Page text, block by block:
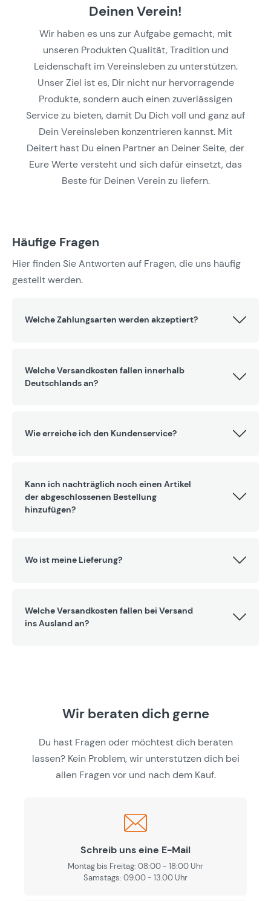
Deinen Verein!
Wir haben es uns zur Aufgabe gemacht, mit
unseren Produkten Qualität, Tradition und
Leidenschaft im Vereinsleben zu unterstützen.
Unser Ziel ist es, Dir nicht nur hervorragende
Produkte, sondern auch einen zuverlässigen
Service zu bieten, damit Du Dich voll und ganz auf
Dein Vereinsleben konzentrieren kannst. Mit
Deitert hast Du einen Partner an Deiner Seite, der
Eure Werte versteht und sich dafür einsetzt, das
Beste für Deinen Verein zu liefern.
Häufige Fragen
Hier finden Sie Antworten auf Fragen, die uns häufig
gestellt werden.
Welche Zahlungsarten werden akzeptiert?
Welche Versandkosten fallen innerhalb
Deutschlands an?
Wie erreiche ich den Kundenservice?
Kann ich nachträglich noch einen Artikel
der abgeschlossenen Bestellung
hinzufügen?
Wo ist meine Lieferung?
Welche Versandkosten fallen bei Versand
ins Ausland an?
Wir beraten dich gerne
Du hast Fragen oder möchtest dich beraten
lassen? Kein Problem, wir unterstützen dich bei
allen Fragen vor und nach dem Kauf.
Schreib uns eine E-Mail
Montag bis Freitag: 08:00 - 18:00 Uhr
Samstags: 09.00 - 13.00 Uhr